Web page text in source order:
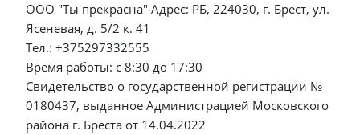
ООО "Ты прекрасна" Адрес: РБ, 224030, г. Брест, ул.
Ясеневая, д. 5/2 к. 41
Тел.: +375297332555
Время работы: с 8:30 до 17:30
Свидетельство о государственной регистрации №
0180437, выданное Администрацией Московского
района г. Бреста от 14.04.2022